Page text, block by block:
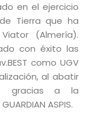
en el ejercicio
Tierra que ha
(Almería).
con éxito las
como UGV
al abatir
gracias a la
ASPIS.